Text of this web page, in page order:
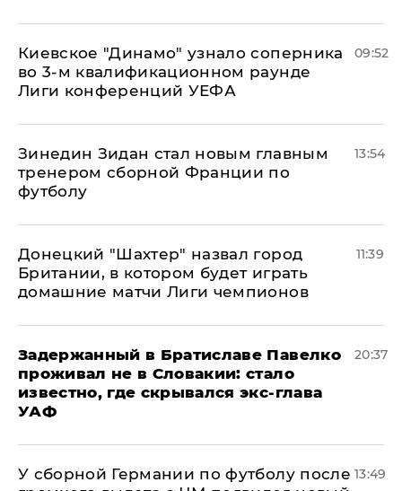
Киевское "Динамо" узнало соперника
во 3-м квалификационном раунде
Лиги конференций УЕФА
09:52
Зинедин Зидан стал новым главным
тренером сборной Франции по
футболу
13:54
Донецкий "Шахтер" назвал город
Британии, в котором будет играть
домашние матчи Лиги чемпионов
11:39
Задержанный в Братиславе Павелко
проживал не в Словакии: стало
известно, где скрывался экс-глава
УАФ
20:37
У сборной Германии по футболу после 13:49